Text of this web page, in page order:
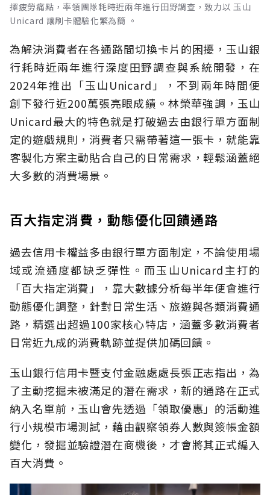
擇疲勞痛點，率領團隊耗時近兩年進行田野調查，致力以 玉山
Unicard 讓刷卡體驗化繁為簡 。
為解決消費者在各通路間切換卡片的困擾，玉山銀
行耗時近兩年進行深度田野調查與系統開發，在
2024年推出「玉山Unicard」，不到兩年時間便
創下發行近200萬張亮眼成績。林榮華強調，玉山
Unicard最大的特色就是打破過去由銀行單方面制
定的遊戲規則，消費者只需帶著這一張卡，就能靠
客製化方案主動貼合自己的日常需求，輕鬆涵蓋絕
大多數的消費場景。
百大指定消費，動態優化回饋通路
過去信用卡權益多由銀行單方面制定，不論使用場
域或流通度都缺乏彈性。而玉山Unicard主打的
「百大指定消費」，靠大數據分析每半年便會進行
動態優化調整，針對日常生活、旅遊與各類消費通
路，精選出超過100家核心特店，涵蓋多數消費者
日常近九成的消費軌跡並提供加碼回饋。
玉山銀行信用卡暨支付金融處處長張正志指出，為
了主動挖掘未被滿足的潛在需求，新的通路在正式
納入名單前，玉山會先透過「領取優惠」的活動進
行小規模市場測試，藉由觀察領券人數與簽帳金額
變化，發掘並驗證潛在商機後，才會將其正式編入
百大消費。